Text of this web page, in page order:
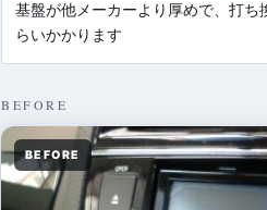
基盤が他メーカーより厚めで、打ち
らいかかります
BEFORE
BEFORE